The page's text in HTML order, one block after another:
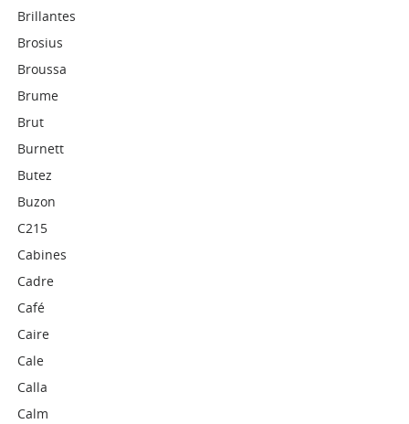
Brillantes
Brosius
Broussa
Brume
Brut
Burnett
Butez
Buzon
C215
Cabines
Cadre
Café
Caire
Cale
Calla
Calm